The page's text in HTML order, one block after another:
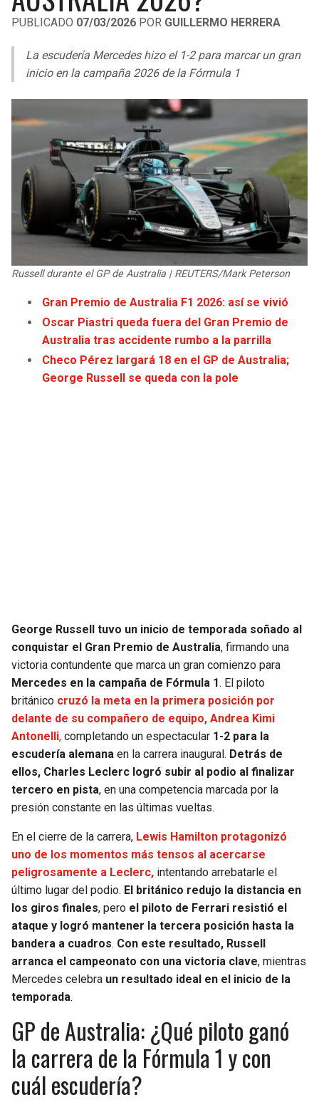
LIGA DE EXPANSIÓN MX
UEFA EUROPA LEAGUE
MLS
COPA SUDAMERICANA
LIGA BETPLAY
OTRAS LIGAS
CHARGERS
BENGALS
BROWNS
STEELERS
49ERS
SEAHAWKS
BEARS
LIONS
PACKERS
VIKINGS
FALCONS
PANTHERS
SAINTS
BUCCANEERS
PISTONS
BUCKS
HAWKS
HORNETS
GRIZZLIES
PELICANS
SPURS
NUGGETS
TIMBERWOLVES
THUNDER
TRAIL BLAZERS
JAZZ
PUBLICADO 07/03/2026 POR GUILLERMO HERRERA
La escudería Mercedes hizo el 1-2 para marcar un gran
inicio en la campaña 2026 de la Fórmula 1
Russell durante el GP de Australia | REUTERS/Mark Peterson
Gran Premio de Australia F1 2026: así se vivió
Oscar Piastri queda fuera del Gran Premio de
Australia tras accidente rumbo a la parrilla
Checo Pérez largará 18 en el GP de Australia;
George Russell se queda con la pole
George Russell tuvo un inicio de temporada soñado al
conquistar el Gran Premio de Australia, firmando una
victoria contundente que marca un gran comienzo para
Mercedes en la campaña de Fórmula 1. El piloto
británico cruzó la meta en la primera posición por
delante de su compañero de equipo, Andrea Kimi
Antonelli, completando un espectacular 1-2 para la
escudería alemana en la carrera inaugural. Detrás de
ellos, Charles Leclerc logró subir al podio al finalizar
tercero en pista, en una competencia marcada por la
presión constante en las últimas vueltas.
En el cierre de la carrera, Lewis Hamilton protagonizó
uno de los momentos más tensos al acercarse
peligrosamente a Leclerc, intentando arrebatarle el
último lugar del podio. El británico redujo la distancia en
los giros finales, pero el piloto de Ferrari resistió el
ataque y logró mantener la tercera posición hasta la
bandera a cuadros. Con este resultado, Russell
arranca el campeonato con una victoria clave, mientras
Mercedes celebra un resultado ideal en el inicio de la
temporada.
GP de Australia: ¿Qué piloto ganó
la carrera de la Fórmula 1 y con
cuál escudería?